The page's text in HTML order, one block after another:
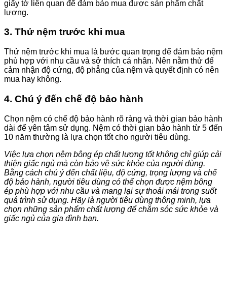
giấy tờ liên quan để đảm bảo mua được sản phẩm chất
lượng.
3. Thử nệm trước khi mua
Thử nệm trước khi mua là bước quan trọng để đảm bảo nệm
phù hợp với nhu cầu và sở thích cá nhân. Nên nằm thử để
cảm nhận độ cứng, độ phẳng của nệm và quyết định có nên
mua hay không.
4. Chú ý đến chế độ bảo hành
Chọn nệm có chế độ bảo hành rõ ràng và thời gian bảo hành
dài để yên tâm sử dụng. Nệm có thời gian bảo hành từ 5 đến
10 năm thường là lựa chọn tốt cho người tiêu dùng.
Việc lựa chọn nệm bông ép chất lượng tốt không chỉ giúp cải
thiện giấc ngủ mà còn bảo vệ sức khỏe của người dùng.
Bằng cách chú ý đến chất liệu, độ cứng, trọng lượng và chế
độ bảo hành, người tiêu dùng có thể chọn được nệm bông
ép phù hợp với nhu cầu và mang lại sự thoải mái trong suốt
quá trình sử dụng. Hãy là người tiêu dùng thông minh, lựa
chọn những sản phẩm chất lượng để chăm sóc sức khỏe và
giấc ngủ của gia đình bạn.